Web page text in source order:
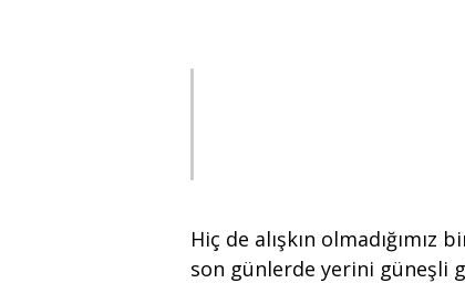
Hiç de alışkın
son günlerde yerini güneşli